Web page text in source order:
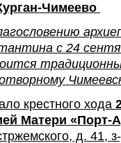
Чимеево
с 24
крестного хода
Матери «Порт-
д. 41,